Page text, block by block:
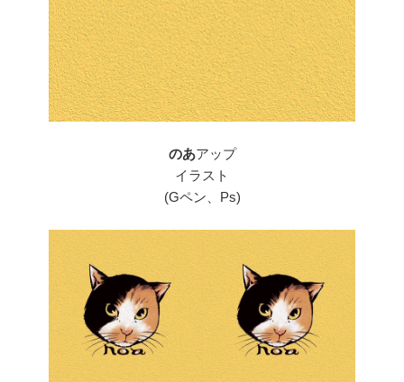
のあアップ
イラスト
(Gペン、Ps)